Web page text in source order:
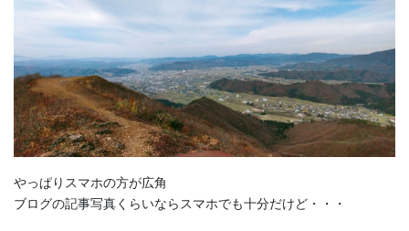
やっぱりスマホの方が広角
ブログの記事写真くらいならスマホでも十分だけど・・・